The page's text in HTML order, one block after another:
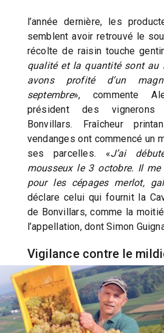
l’année dernière, les
semblent avoir retrouvé le
récolte de raisin touche
qualité et la quantité sont au
avons profité d’un
septembre», commente
président des vignerons
Bonvillars. Fraîcheur
vendanges ont commencé un
ses parcelles. «J’ai
mousseux le 3 octobre. Il me
pour les cépages merlot,
déclare celui qui fournit la
de Bonvillars, comme la
l’appellation, dont Simon
Vigilance contre le